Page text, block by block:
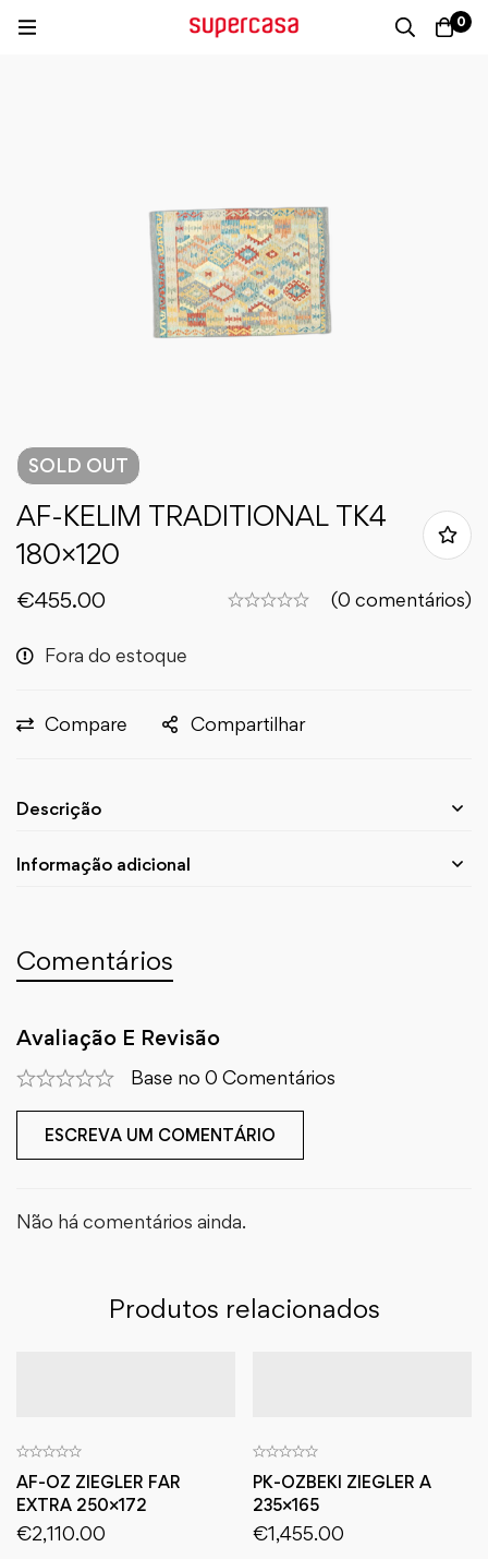
0
SOLD OUT
AF-KELIM TRADITIONAL TK4
180×120
€455.00 (0 comentários)
Fora do estoque
Compare Compartilhar
Descrição
Informação adicional
Comentários
Avaliação E Revisão
Base no 0 Comentários
ESCREVA UM COMENTÁRIO
Não há comentários ainda.
Produtos relacionados
AF-OZ ZIEGLER FAR
EXTRA 250×172
€2,110.00
PK-OZBEKI ZIEGLER A
235×165
€1,455.00